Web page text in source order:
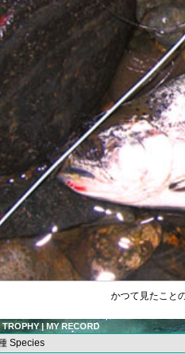
かつて見たこと
TROPHY | MY RECORD
Species